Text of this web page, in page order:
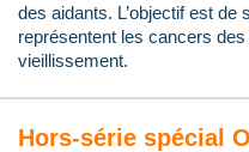
des aidants. L’objectif est
représentent les cancers
vieillissement.
Hors-série spécial